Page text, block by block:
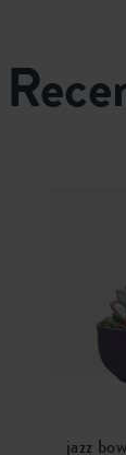
jazz